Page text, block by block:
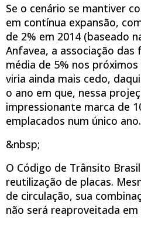
Se o cenário se mantiver
em contínua expansão,
de 2% em 2014 (baseado
Anfavea, a associação das
média de 5% nos
viria ainda mais cedo,
o ano em que, nessa
impressionante marca de
emplacados num único ano.
&nbsp;
O Código de Trânsito
reutilização de placas.
de circulação, sua
não será reaproveitada